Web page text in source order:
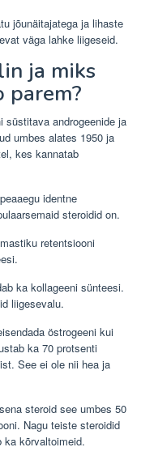
jõunäitajatega ja lihaste
väga lahke liigeseid.
ja miks
parem?
süstitava androgeenide ja
umbes alates 1950 ja
kes kannatab
identne
steroidid on.
retentsiooni
ka kollageeni sünteesi.
liigesevalu.
östrogeeni kui
ka 70 protsenti
See ei ole nii hea ja
steroid see umbes 50
Nagu teiste steroidid
ka kõrvaltoimeid.